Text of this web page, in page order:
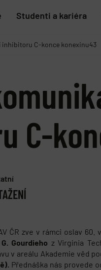
Studenti a kariéra
inhibitoru C-konce konexinu43
C-
ČR zve v rámci oslav
Gourdieho z Virginia
v areálu Akademie věd
Přednáška nás provede